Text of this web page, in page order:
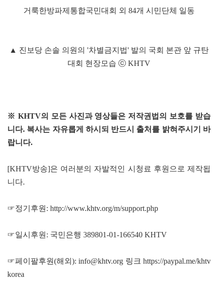
거룩한방파제통합국민대회 외 84개 시민단체 일동
▲ 진보당 손솔 의원의 '차별금지법' 발의 국회 본관 앞 규탄
대회 현장모습 ⓒ KHTV
※ KHTV의 모든 사진과 영상들은 저작권법의 보호를 받습
니다. 복사는 자유롭게 하시되 반드시 출처를 밝혀주시기 바
랍니다.
[KHTV방송]은 여러분의 자발적인 시청료 후원으로 제작됩
니다.
☞정기후원: http://www.khtv.org/m/support.php
☞일시후원: 국민은행 389801-01-166540 KHTV
☞페이팔후원(해외): info@khtv.org 링크 https://paypal.me/khtv
korea